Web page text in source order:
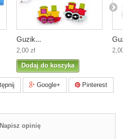
Guzik...
2,00 zł
Dodaj do koszyka
2,00
Google+ Pinterest
Napisz opinię